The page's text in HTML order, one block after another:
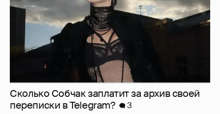
Сколько Собчак заплатит за архив своей
перeписки в Telegram?
3